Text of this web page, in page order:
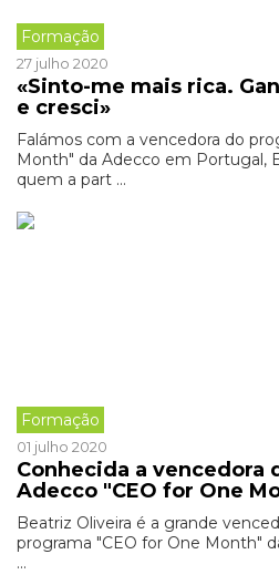
Formação
27 julho 2020
«Sinto-me mais rica.
e cresci»
Falámos com a vencedora do
Month" da Adecco em Portugal,
quem a part ...
Formação
01 julho 2020
Conhecida a vencedora
Adecco "CEO for One
Beatriz Oliveira é a grande
programa "CEO for One Month"
...